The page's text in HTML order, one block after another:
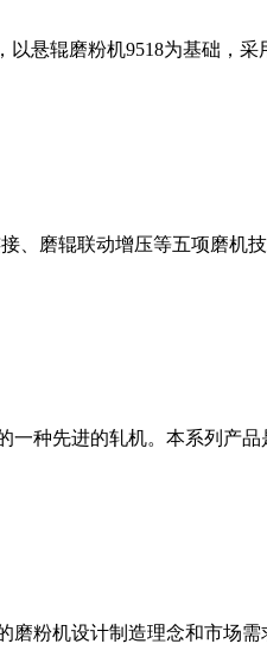
悬辊磨粉机9518为基础，采
、磨辊联动增压等五项磨机
种先进的轧机。本系列产
粉机设计制造理念和市场